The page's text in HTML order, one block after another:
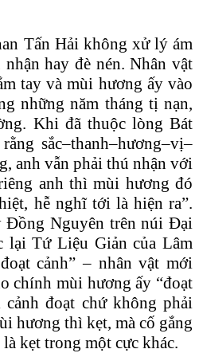
Tấn Hải không xử lý ám
hay đè nén. Nhân vật
tay và mùi hương ấy vào
những năm tháng tị nạn,
Khi đã thuộc lòng Bát
sắc–thanh–hương–vị–
anh vẫn phải thú nhận với
anh thì mùi hương đó
hễ nghĩ tới là hiện ra”.
Đồng Nguyên trên núi Đại
lại Tứ Liệu Giản của Lâm
cảnh” – nhân vật mới
chính mùi hương ấy “đoạt
đoạt chứ không phải
hương thì kẹt, mà cố gắng
kẹt trong một cực khác.